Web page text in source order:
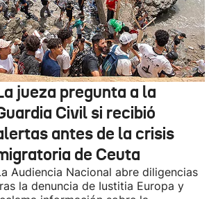
jueza pregunta a la
Civil si recibió
antes de la crisis
de Ceuta
Audiencia Nacional abre diligencias
la denuncia de Iustitia Europa y